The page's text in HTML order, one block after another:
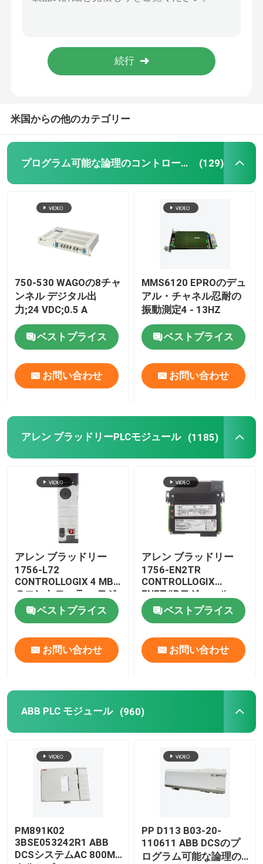
PLC GE ファナック
シュナイダー・モディコン PLC
フォックスボロ DCS システム
トリコネックス トリコン
B&R モジュール
PILZ モジュール
バッハマン電源モジュール
ICS コントローラー
PLC システム コンポーネント
米国からの他のカテゴリー
プログラム可能な論理のコントローラーPLC (129)
750-530 WAGOの8チャ
ンネル デジタル出
力;24 VDC;0.5 A
ベストプライス
お問い合わせ
MMS6120 EPROのデュ
アル・チャネル忍耐の
振動測定4 - 13HZ
ベストプライス
お問い合わせ
アレン ブラッドリーPLCモジュール (1185)
アレン ブラッドリー
1756-L72
CONTROLLOGIX 4 MB
のコントローラー モジ
ュールベストプライス
お問い合わせ
アレン ブラッドリー
1756-EN2TR
CONTROLLOGIX
ENET/IPモジュール
ベストプライス
お問い合わせ
ABB PLC モジュール (960)
PM891K02
3BSE053242R1 ABB
DCSシステムAC 800M
PP D113 B03-20-
110611 ABB DCSのプ
ログラム可能な論理の